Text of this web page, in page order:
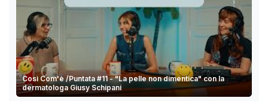
Così Com'è /Puntata #11 - "La pelle non dimentica" con la
dermatologa Giusy Schipani